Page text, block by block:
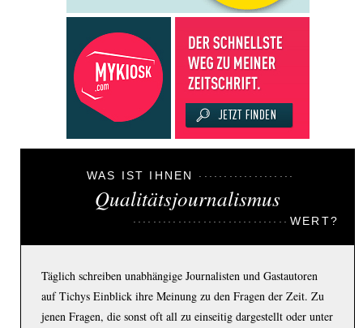
WAS IST IHNEN
Qualitätsjournalismus
WERT?
Täglich schreiben unabhängige Journalisten und Gastautoren
auf Tichys Einblick ihre Meinung zu den Fragen der Zeit. Zu
jenen Fragen, die sonst oft all zu einseitig dargestellt oder unter